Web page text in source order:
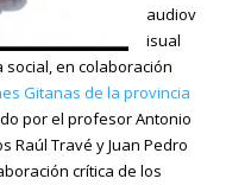
audiov
isual
en colaboración
Gitanas de la provincia
por el profesor Antonio
Raúl Travé y Juan Pedro
crítica de los